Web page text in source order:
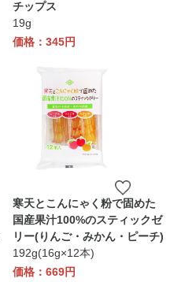
チップス
19g
価格：345円
寒天とこんにゃく粉で固めた
国産果汁100%のスティックゼ
リー(りんご・みかん・ピーチ)
192g(16g×12本)
価格：669円